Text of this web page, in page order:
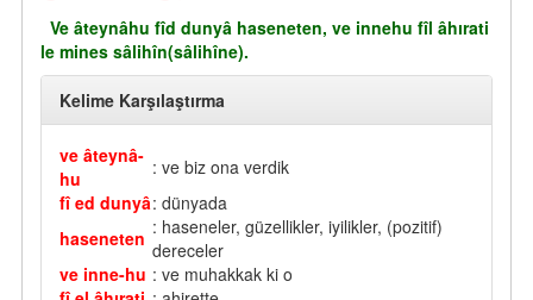
Ve âteynâhu fîd dunyâ haseneten, ve innehu fîl âhırati
le mines sâlihîn(sâlihîne).
Kelime Karşılaştırma
ve âteynâ-
hu
: ve biz ona verdik
fî ed dunyâ: dünyada
haseneten : haseneler, güzellikler, iyilikler, (pozitif)
dereceler
ve inne-hu : ve muhakkak ki o